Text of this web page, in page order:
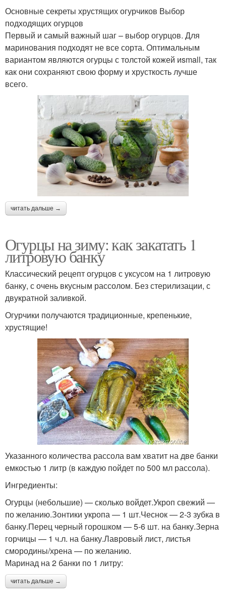
Основные секреты хрустящих огурчиков Выбор
подходящих огурцов
Первый и самый важный шаг – выбор огурцов. Для
маринования подходят не все сорта. Оптимальным
вариантом являются огурцы с толстой кожей иsmall, так
как они сохраняют свою форму и хрусткость лучше
всего.
читать дальше →
Огурцы на зиму: как закатать 1
литровую банку
Классический рецепт огурцов с уксусом на 1 литровую
банку, с очень вкусным рассолом. Без стерилизации, с
двукратной заливкой.
Огурчики получаются традиционные, крепенькие,
хрустящие!
Указанного количества рассола вам хватит на две банки
емкостью 1 литр (в каждую пойдет по 500 мл рассола).
Ингредиенты:
Огурцы (небольшие) — сколько войдет.Укроп свежий —
по желанию.Зонтики укропа — 1 шт.Чеснок — 2-3 зубка в
банку.Перец черный горошком — 5-6 шт. на банку.Зерна
горчицы — 1 ч.л. на банку.Лавровый лист, листья
смородины/хрена — по желанию.
Маринад на 2 банки по 1 литру:
читать дальше →